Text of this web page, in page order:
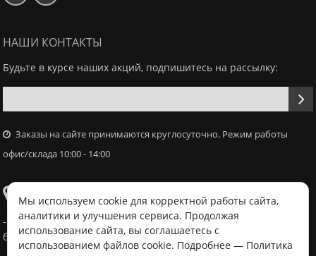
НАШИ КОНТАКТЫ
Будьте в курсе наших акций, подпишитесь на рассылку:
Заказы на сайте принимаются круглосуточно. Режим работы
офис/склада 10:00 - 14:00
Самовывоз
- Офис / склад, г. Минск, ул. Володько 18, с 10:00 - 14:00 в
будний день после согласования с менеджером
Мы используем cookie для корректной работы сайта,
аналитики и улучшения сервиса. Продолжая
использование сайта, вы соглашаетесь с
использованием файлов cookie. Подробнее — Политика